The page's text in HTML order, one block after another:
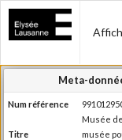
Meta-
Num référence
Titre
Musée
musée